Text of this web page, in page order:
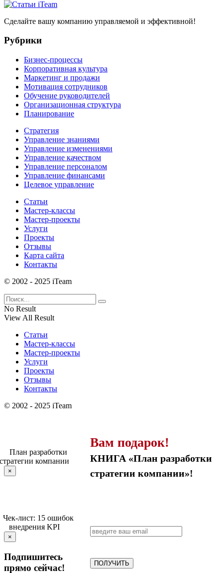
Сделайте вашу компанию управляемой и эффективной!
Рубрики
Бизнес-процессы
Корпоративная культура
Маркетинг и продажи
Мотивация сотрудников
Обучение руководителей
Организационная структура
Планирование
Стратегия
Управление знаниями
Управление изменениями
Управление качеством
Управление персоналом
Управление финансами
Целевое управление
Статьи
Мастер-классы
Мастер-проекты
Услуги
Проекты
Отзывы
Карта сайта
Контакты
© 2002 - 2025 iTeam
No Result
View All Result
Статьи
Мастер-классы
Мастер-проекты
Услуги
Проекты
Отзывы
Контакты
© 2002 - 2025 iTeam
Вам подарок!
КНИГА «План разработки
стратегии компании»!
ПОЛУЧИТЬ
×
×
Подпишитесь
прямо сейчас!